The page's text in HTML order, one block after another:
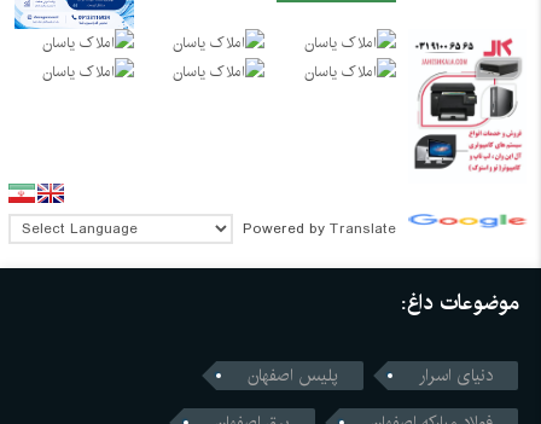
Powered by Translate
موضوعات داغ:
دنیای اسرار
پلیس اصفهان